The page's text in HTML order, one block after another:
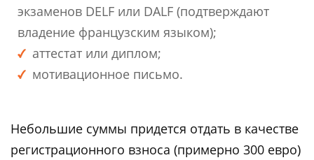
экзаменов DELF или DALF (подтверждают
владение французским языком);
аттестат или диплом;
мотивационное письмо.
Небольшие суммы придется отдать в качестве
регистрационного взноса (примерно 300 евро)